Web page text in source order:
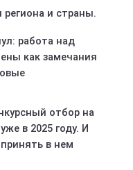
и страны.
работа над
как замечания
отбор на
в 2025 году. И
в нем